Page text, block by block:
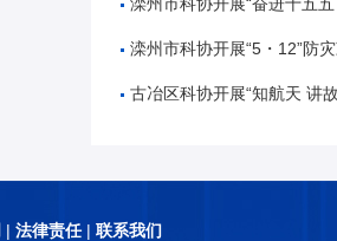
滦州市科协开展“5・12”防灾减
古冶区科协开展“知航天 讲故事 逐星辰——中国
| 法律责任| 联系我们